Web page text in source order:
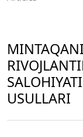
USULLARI